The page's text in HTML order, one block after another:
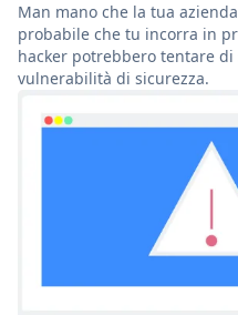
Man mano che la tua
probabile che tu incorra in
hacker potrebbero tentare
vulnerabilità di sicurezza.